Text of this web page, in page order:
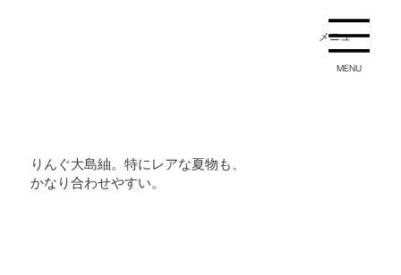
メニュー
MENU
りんぐ大島紬。特にレアな夏物も、
かなり合わせやすい。